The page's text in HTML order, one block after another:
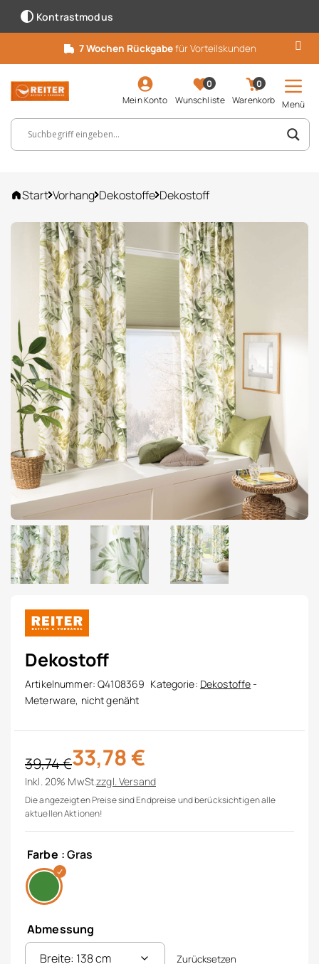
Kontrastmodus
7 Wochen Rückgabefür Vorteilskunden
Mein Konto
0
Wunschliste
0
Warenkorb
Menü
Suchbegriff, Artikelnummer ...
Start Vorhang Dekostoffe Dekostoff
Dekostoff
Artikelnummer:Q4108369 Kategorie: Dekostoffe-
Meterware, nicht genäht
39,74€
Ursprünglicher Preis war: 39,74 €
33,78€
Aktueller Preis ist: 33,78 €.
Inkl. 20% MwSt.zzgl.Versand
Die angezeigten Preise sind Endpreise und berücksichtigen alle
aktuellen Aktionen!
Farbe : Gras
Abmessung
Zurücksetzen